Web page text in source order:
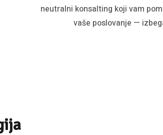
neutralni konsalting koji vam
vaše poslovanje —